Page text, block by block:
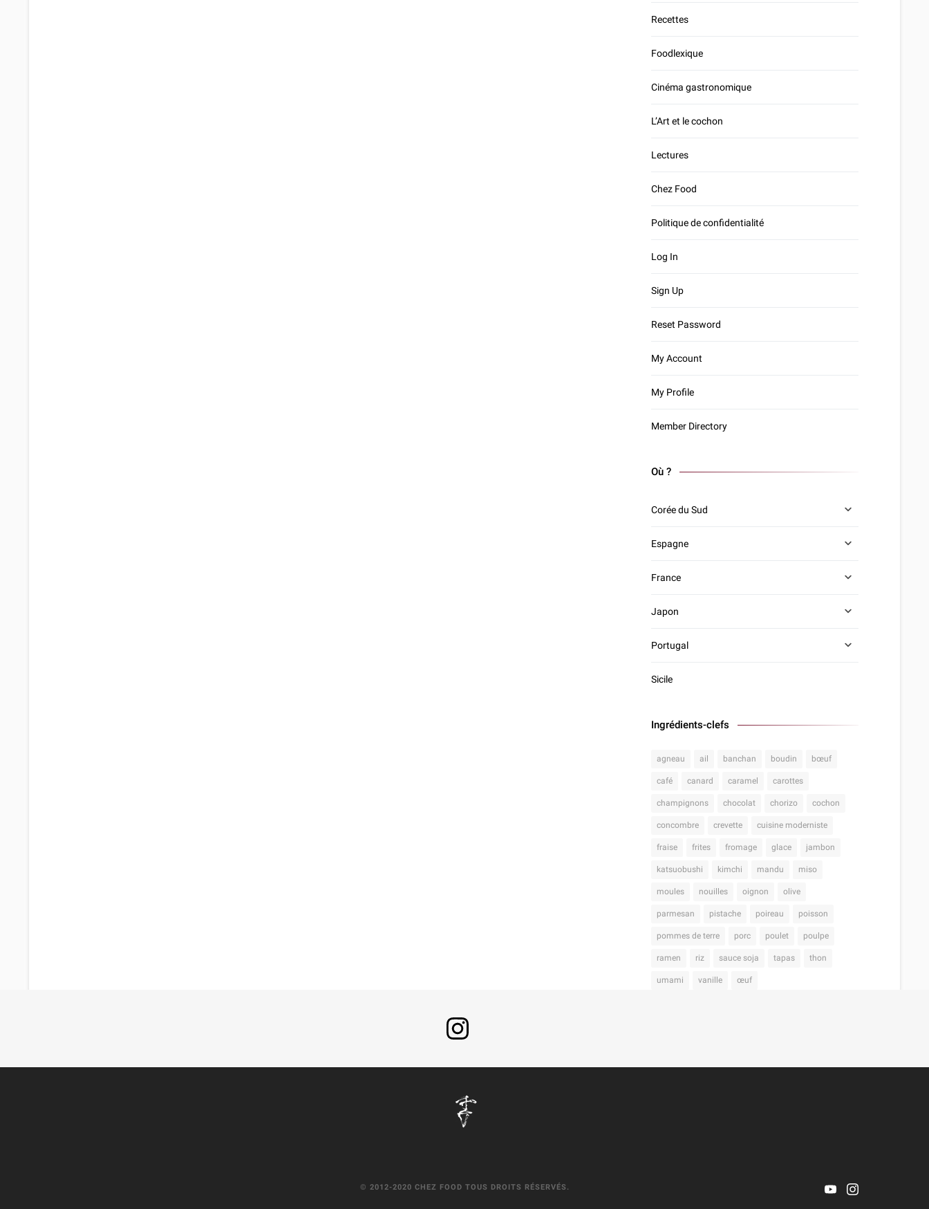
Recettes
Foodlexique
Cinéma gastronomique
L’Art et le cochon
Lectures
Chez Food
Politique de confidentialité
Log In
Sign Up
Reset Password
My Account
My Profile
Member Directory
Où ?
Corée du Sud
Espagne
France
Japon
Portugal
Sicile
Ingrédients-clefs
agneau ail banchan boudin bœuf
café canard caramel carottes
champignons chocolat chorizo cochon
concombre crevette cuisine moderniste
fraise frites fromage glace jambon
katsuobushi kimchi mandu miso
moules nouilles oignon olive
parmesan pistache poireau poisson
pommes de terre porc poulet poulpe
ramen riz sauce soja tapas thon
umami vanille œuf
© 2012-2020 CHEZ FOOD TOUS DROITS RÉSERVÉS.